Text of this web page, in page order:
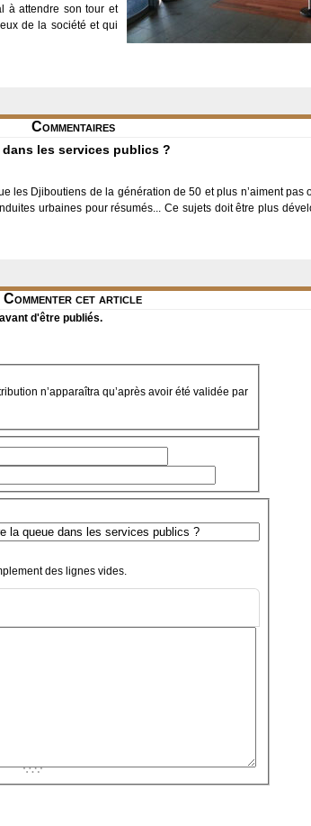
à attendre son tour et
de la société et qui
Commentaires
les services publics ?
les Djiboutiens de la génération de 50 et plus n’aiment pas
urbaines pour résumés... Ce sujets doit être plus
Commenter cet article
d'être publiés.
n’apparaîtra qu’après avoir été validée par
des lignes vides.